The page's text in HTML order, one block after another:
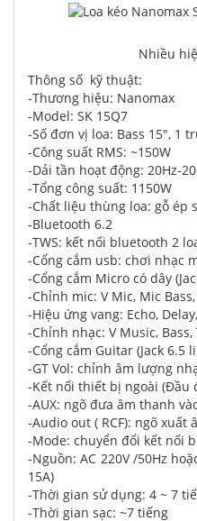
Nhiều
Thông số kỹ thuật:
-Thương hiệu: Nanomax
-Model: SK 15Q7
-Số đơn vị loa: Bass 15", 1
-Công suất RMS: ~150W
-Dải tần hoạt động: 20Hz-
-Tổng công suất: 1150W
-Chất liệu thùng loa: gỗ ép
-Bluetooth 6.2
-TWS: kết nối bluetooth 2
-Cổng cắm usb: chơi nhạc
-Cổng cắm Micro có dây
-Chỉnh mic: V Mic, Mic
-Hiệu ứng vang: Echo,
-Chỉnh nhạc: V Music, Bass,
-Cổng cắm Guitar (Jack 6.5
-GT Vol: chỉnh âm lượng
-Kết nối thiết bị ngoài (Đầu
-AUX: ngõ đưa âm thanh
-Audio out ( RCF): ngõ
-Mode: chuyển đổi kết nối
-Nguồn: AC 220V /50Hz
15A)
-Thời gian sử dụng: 4 ~ 7
-Thời gian sạc: ~7 tiếng